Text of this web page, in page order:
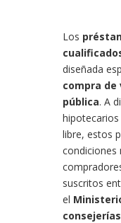
Los
diseñada
compra de
pública. A
libre, estos
condiciones
suscritos
el